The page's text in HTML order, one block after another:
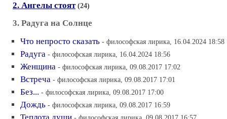
2. Ангелы стоят (24)
3. Радуга на Солнце
Что непросто сказать - философская лирика, 16.04.2024 18:58
Радуга - философская лирика, 16.04.2024 18:56
Женщина - философская лирика, 09.08.2017 17:02
Встреча - философская лирика, 09.08.2017 17:01
Без... - философская лирика, 09.08.2017 17:00
Дождь - философская лирика, 09.08.2017 16:59